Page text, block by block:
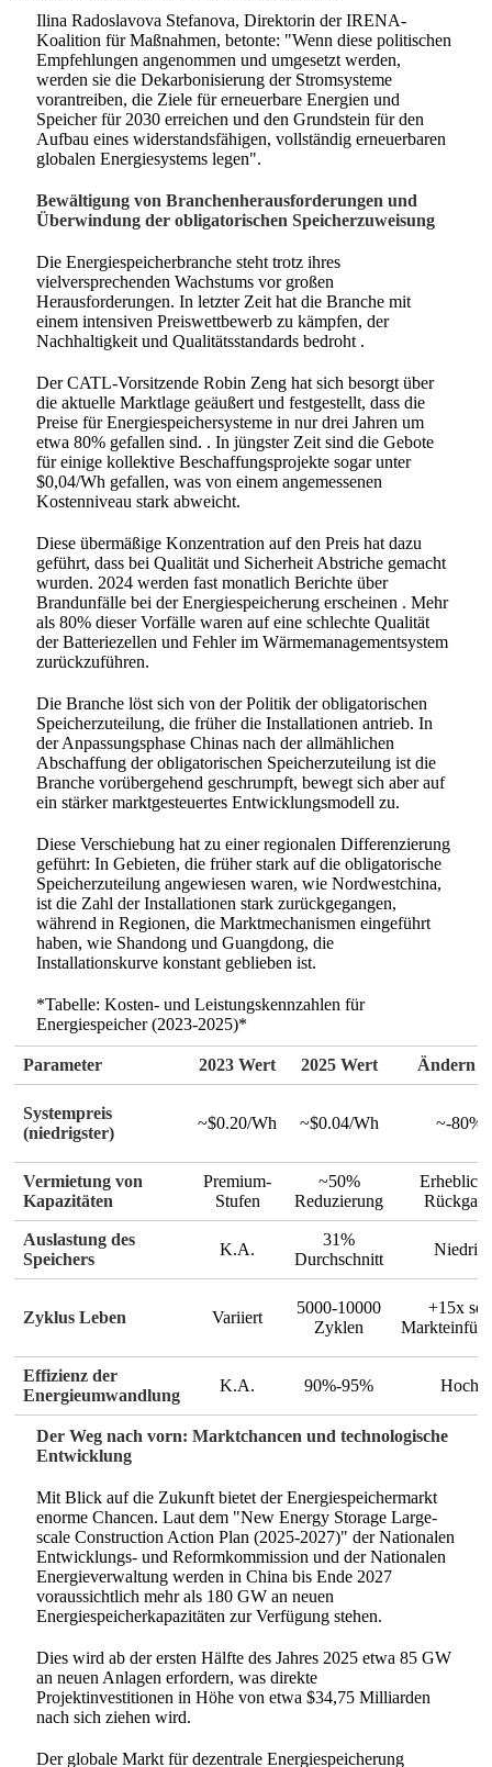
Ilina Radoslavova Stefanova, Direktorin der IRENA-
Koalition für Maßnahmen, betonte: "Wenn diese politischen
Empfehlungen angenommen und umgesetzt werden,
werden sie die Dekarbonisierung der Stromsysteme
vorantreiben, die Ziele für erneuerbare Energien und
Speicher für 2030 erreichen und den Grundstein für den
Aufbau eines widerstandsfähigen, vollständig erneuerbaren
globalen Energiesystems legen".
Bewältigung von Branchenherausforderungen und
Überwindung der obligatorischen Speicherzuweisung
Die Energiespeicherbranche steht trotz ihres
vielversprechenden Wachstums vor großen
Herausforderungen. In letzter Zeit hat die Branche mit
einem intensiven Preiswettbewerb zu kämpfen, der
Nachhaltigkeit und Qualitätsstandards bedroht .
Der CATL-Vorsitzende Robin Zeng hat sich besorgt über
die aktuelle Marktlage geäußert und festgestellt, dass die
Preise für Energiespeichersysteme in nur drei Jahren um
etwa 80% gefallen sind. . In jüngster Zeit sind die Gebote
für einige kollektive Beschaffungsprojekte sogar unter
$0,04/Wh gefallen, was von einem angemessenen
Kostenniveau stark abweicht.
Diese übermäßige Konzentration auf den Preis hat dazu
geführt, dass bei Qualität und Sicherheit Abstriche gemacht
wurden. 2024 werden fast monatlich Berichte über
Brandunfälle bei der Energiespeicherung erscheinen . Mehr
als 80% dieser Vorfälle waren auf eine schlechte Qualität
der Batteriezellen und Fehler im Wärmemanagementsystem
zurückzuführen.
Die Branche löst sich von der Politik der obligatorischen
Speicherzuteilung, die früher die Installationen antrieb. In
der Anpassungsphase Chinas nach der allmählichen
Abschaffung der obligatorischen Speicherzuteilung ist die
Branche vorübergehend geschrumpft, bewegt sich aber auf
ein stärker marktgesteuertes Entwicklungsmodell zu.
Diese Verschiebung hat zu einer regionalen Differenzierung
geführt: In Gebieten, die früher stark auf die obligatorische
Speicherzuteilung angewiesen waren, wie Nordwestchina,
ist die Zahl der Installationen stark zurückgegangen,
während in Regionen, die Marktmechanismen eingeführt
haben, wie Shandong und Guangdong, die
Installationskurve konstant geblieben ist.
*Tabelle: Kosten- und Leistungskennzahlen für
Energiespeicher (2023-2025)*
Parameter 2023 Wert 2025 Wert Ändern
Systempreis
(niedrigster)
~$0.20/Wh ~$0.04/Wh ~-80%
Vermietung von
Kapazitäten
Premium-
Stufen
~50%
Reduzierung
Auslastung des
Speichers
K.A.
31%
Durchschnitt
Niedrig
Zyklus Leben Variiert
5000-10000
Zyklen
+15x seit
Effizienz der
Energieumwandlung
K.A. 90%-95% Hoch
Der Weg nach vorn: Marktchancen und technologische
Entwicklung
Mit Blick auf die Zukunft bietet der Energiespeichermarkt
enorme Chancen. Laut dem "New Energy Storage Large-
scale Construction Action Plan (2025-2027)" der Nationalen
Entwicklungs- und Reformkommission und der Nationalen
Energieverwaltung werden in China bis Ende 2027
voraussichtlich mehr als 180 GW an neuen
Energiespeicherkapazitäten zur Verfügung stehen.
Dies wird ab der ersten Hälfte des Jahres 2025 etwa 85 GW
an neuen Anlagen erfordern, was direkte
Projektinvestitionen in Höhe von etwa $34,75 Milliarden
nach sich ziehen wird.
Der globale Markt für dezentrale Energiespeicherung